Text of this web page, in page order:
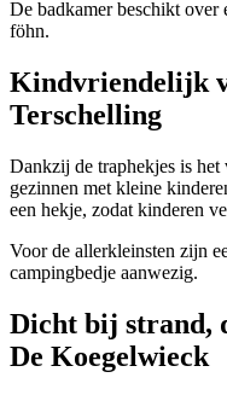
De badkamer beschikt over
föhn.
Kindvriendelijk
Terschelling
Dankzij de traphekjes is
gezinnen met kleine
een hekje, zodat kinderen
Voor de allerkleinsten zijn
campingbedje aanwezig.
Dicht bij strand,
De Koegelwieck